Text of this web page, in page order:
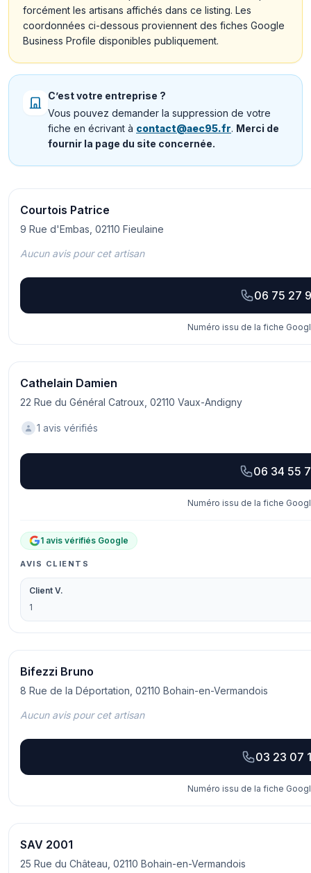
forcément les artisans affichés dans ce listing. Les
coordonnées ci-dessous proviennent des fiches Google
Business Profile disponibles publiquement.
C’est votre entreprise ?
Vous pouvez demander la suppression de votre
fiche en écrivant à contact@aec95.fr. Merci de
fournir la page du site concernée.
Courtois Patrice
9 Rue d'Embas, 02110 Fieulaine
Aucun avis pour cet artisan
06 75 27
Numéro issu de la fiche
Cathelain Damien
22 Rue du Général Catroux, 02110 Vaux-Andigny
1 avis vérifiés
06 34 55
Numéro issu de la fiche
1 avis vérifiés Google
AVIS CLIENTS
Client V.
1
Bifezzi Bruno
8 Rue de la Déportation, 02110 Bohain-en-Vermandois
Aucun avis pour cet artisan
03 23 07
Numéro issu de la fiche
SAV 2001
25 Rue du Château, 02110 Bohain-en-Vermandois